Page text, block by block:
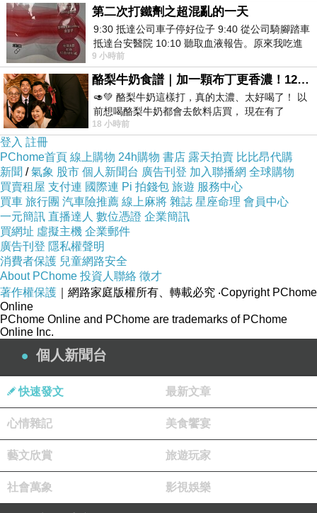
第二次打鐵劑之超混亂的一天
9:30 抵達公司車子停好位子 9:40 從公司騎腳踏車
抵達台安醫院 10:10 聽取血液報告。原來我吃進
去的 B12 彌可保並非沒有吸收而是超
9 小時前
酪梨牛奶食譜｜加一顆布丁更香濃！120秒完成飲料店級酪梨奶昔｜imami 旗艦豆漿機
🥑💚 酪梨牛奶這樣打，真的太濃、太好喝了！ 以
前想喝酪梨牛奶都會去飲料店買， 現在有了
imami 健康煮藝｜旗艦破壁智慧養生豆漿機，
18 小時前
登入 註冊
PChome首頁 線上購物 24h購物 書店 露天拍賣 比比昂代購
新聞 /氣象 股市 個人新聞台 廣告刊登 加入聯播網 全球購物
買賣租屋 支付連 國際連 Pi 拍錢包 旅遊 服務中心
買車 旅行團 汽車險推薦 線上麻將 雜誌 星座命理 會員中心
一元簡訊 直播達人 數位憑證 企業簡訊
買網址 虛擬主機 企業郵件
廣告刊登 隱私權聲明
消費者保護 兒童網路安全
About PChome 投資人聯絡 徵才
著作權保護 ｜網路家庭版權所有、轉載必究 ‧Copyright PChome
Online
PChome Online and PChome are trademarks of PChome
Online Inc.
個人新聞台
快速發文 最新文章
心情雜記 美食饗宴
藝文欣賞 旅遊玩家
社會萬象 影視娛樂